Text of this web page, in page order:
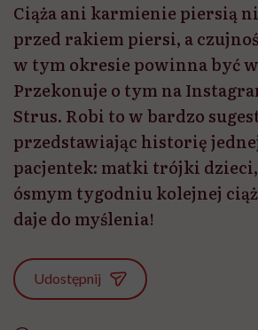
Ciąża ani karmienie piersią
przed rakiem piersi, a
w tym okresie powinna być
Przekonuje o tym na
Strus. Robi to w bardzo
przedstawiając historię
pacjentek: matki trójki
ósmym tygodniu kolejnej
daje do myślenia!
Udostępnij